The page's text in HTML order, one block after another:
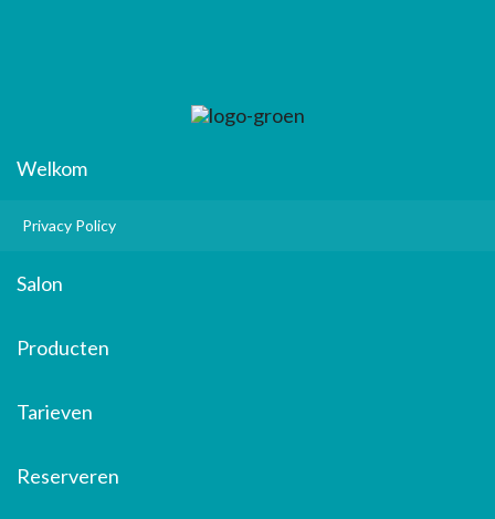
Welkom
Privacy Policy
Salon
Producten
Tarieven
Reserveren